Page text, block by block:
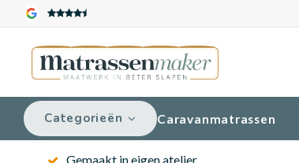
Categorieën Caravanmatrassen
Gemaakt in eigen atelier